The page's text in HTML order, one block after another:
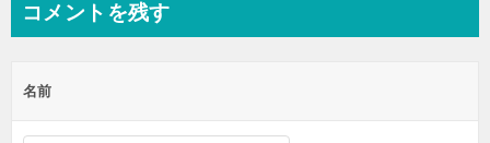
コメントを残す
名前